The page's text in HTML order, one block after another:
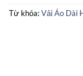
Từ khóa:Vải Áo Dài